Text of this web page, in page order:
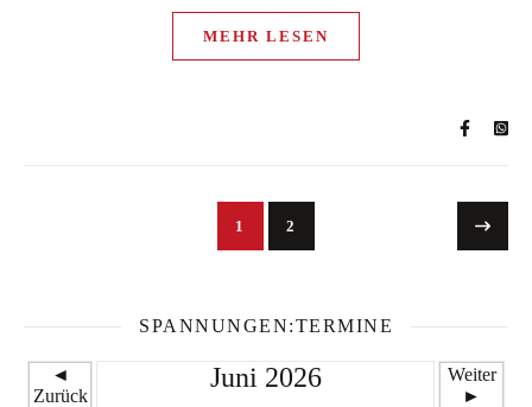
MEHR LESEN
1 2
SPANNUNGEN:TERMINE
◄
Zurück
Juni 2026
Weiter
►